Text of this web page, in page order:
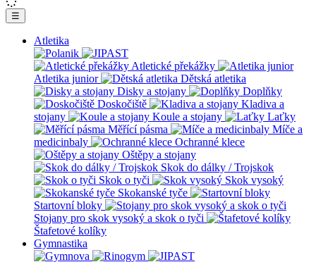
☰
Atletika
Atletické překážky
Atletika junior
Dětská atletika
Disky a stojany
Doplňky
Doskočiště
Kladiva a
stojany
Koule a stojany
Laťky
Měřící pásma
Míče a
medicinbaly
Ochranné klece
Oštěpy a stojany
Skok do dálky / Trojskok
Skok o tyči
Skok vysoký
Skokanské tyče
Startovní bloky
Stojany pro skok vysoký a skok o tyči
Štafetové kolíky
Gymnastika